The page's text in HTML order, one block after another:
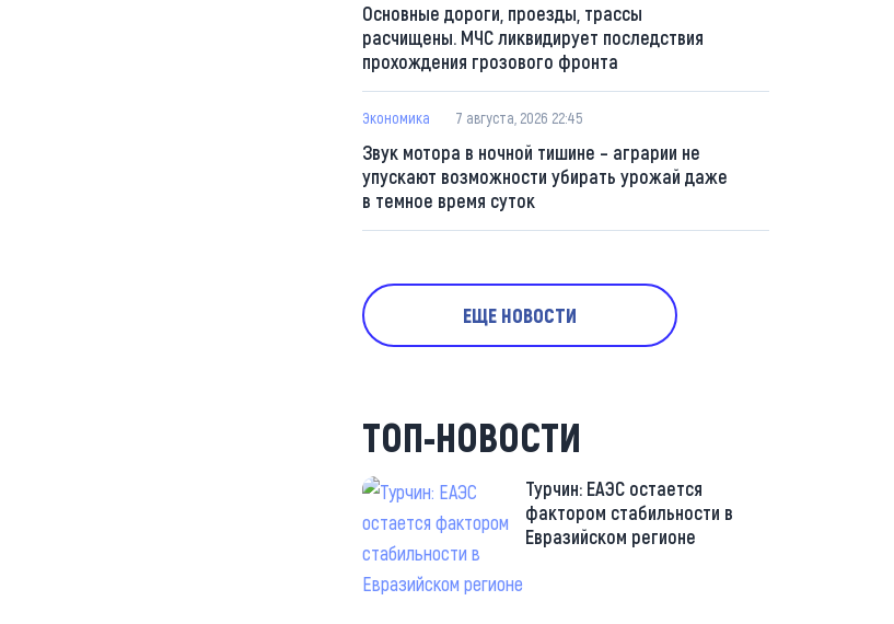
Основные дороги, проезды, трассы
расчищены. МЧС ликвидирует последствия
прохождения грозового фронта
Экономика 7 августа, 2026 22:45
Звук мотора в ночной тишине – аграрии не
упускают возможности убирать урожай даже
в темное время суток
ЕЩЕ НОВОСТИ
ТОП-НОВОСТИ
Турчин: ЕАЭС остается
фактором стабильности в
Евразийском регионе